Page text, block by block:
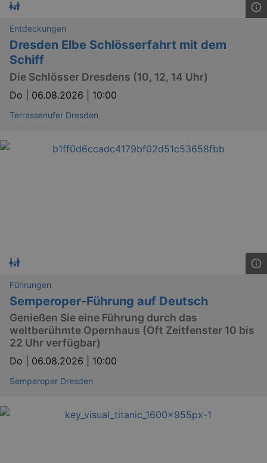
Entdeckungen
Dresden Elbe Schlösserfahrt mit dem
Schiff
Die Schlösser Dresdens (10, 12, 14 Uhr)
Do | 06.08.2026 | 10:00
Terrassenufer Dresden
Führungen
Semperoper-Führung auf Deutsch
Genießen Sie eine Führung durch das
weltberühmte Opernhaus (Oft Zeitfenster 10 bis
22 Uhr verfügbar)
Do | 06.08.2026 | 10:00
Semperoper Dresden